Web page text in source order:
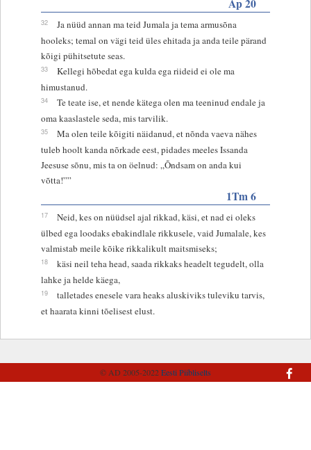
32
Ja nüüd annan ma teid Jumala ja tema armusõna
hooleks; temal on vägi teid üles ehitada ja anda teile pärand
kõigi pühitsetute seas.
33
Kellegi hõbedat ega kulda ega riideid ei ole ma
himustanud.
34
Te teate ise, et nende kätega olen ma teeninud endale ja
oma kaaslastele seda, mis tarvilik.
35
Ma olen teile kõigiti näidanud, et nõnda vaeva nähes
tuleb hoolt kanda nõrkade eest, pidades meeles Issanda
Jeesuse sõnu, mis ta on öelnud: „Õndsam on anda kui
võtta!””
1Tm 6
17
Neid, kes on nüüdsel ajal rikkad, käsi, et nad ei oleks
ülbed ega loodaks ebakindlale rikkusele, vaid Jumalale, kes
valmistab meile kõike rikkalikult maitsmiseks;
18
käsi neil teha head, saada rikkaks headelt tegudelt, olla
lahke ja helde käega,
19
talletades enesele vara heaks aluskiviks tuleviku tarvis,
et haarata kinni tõelisest elust.
© AD 2005-2022Eesti Piibliselts